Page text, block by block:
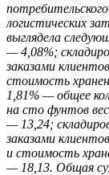
логистических
выглядела
— 4,08%;
заказами
стоимость
1,81% — общее
на сто фунтов
— 13,24;
заказами
и стоимость
— 18,13. Общая